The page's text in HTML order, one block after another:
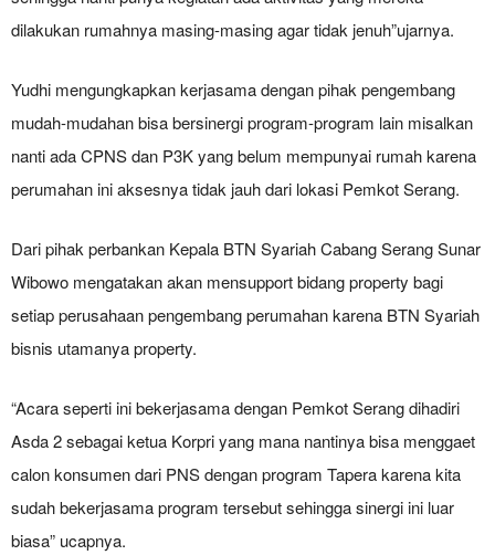
dilakukan rumahnya masing-masing agar tidak jenuh”ujarnya.
Yudhi mengungkapkan kerjasama dengan pihak pengembang
mudah-mudahan bisa bersinergi program-program lain misalkan
nanti ada CPNS dan P3K yang belum mempunyai rumah karena
perumahan ini aksesnya tidak jauh dari lokasi Pemkot Serang.
Dari pihak perbankan Kepala BTN Syariah Cabang Serang Sunar
Wibowo mengatakan akan mensupport bidang property bagi
setiap perusahaan pengembang perumahan karena BTN Syariah
bisnis utamanya property.
“Acara seperti ini bekerjasama dengan Pemkot Serang dihadiri
Asda 2 sebagai ketua Korpri yang mana nantinya bisa menggaet
calon konsumen dari PNS dengan program Tapera karena kita
sudah bekerjasama program tersebut sehingga sinergi ini luar
biasa” ucapnya.